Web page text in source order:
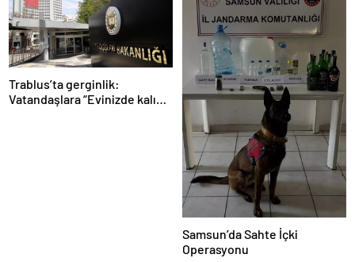
Trablus’ta gerginlik:
Vatandaşlara “Evinizde kalın”
Samsun’da Sahte İçki
Operasyonu